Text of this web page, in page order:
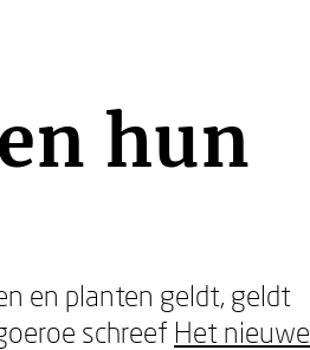
hun
en planten geldt, geldt
schreef Het nieuwe